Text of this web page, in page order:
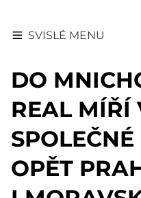
SVISLÉ MENU
DO
REAL MÍŘÍ
OPĚT